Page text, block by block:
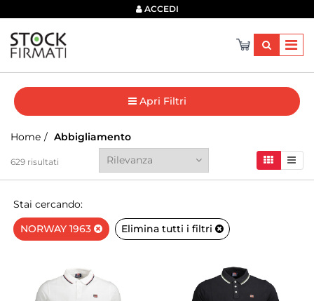
ACCEDI
Apri Filtri
Home Abbigliamento
629 risultati
Stai cercando:
NORWAY 1963
Elimina tutti i filtri